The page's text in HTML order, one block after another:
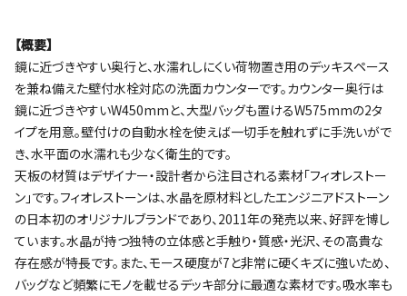
【概要】
鏡に近づきやすい奥行と、水濡れしにくい荷物置き用のデッキスペース
を兼ね備えた壁付水栓対応の洗面カウンターです。カウンター奥行は
鏡に近づきやすいW450mmと、大型バッグも置けるW575mmの2タ
イプを用意。壁付けの自動水栓を使えば一切手を触れずに手洗いがで
き、水平面の水濡れも少なく衛生的です。
天板の材質はデザイナー・設計者から注目される素材「フィオレストー
ン」です。フィオレストーンは、水晶を原材料としたエンジニアドストーン
の日本初のオリジナルブランドであり、2011年の発売以来、好評を博し
ています。水晶が持つ独特の立体感と手触り・質感・光沢、その高貴な
存在感が特長です。また、モース硬度が7と非常に硬くキズに強いため、
バッグなど頻繁にモノを載せるデッキ部分に最適な素材です。吸水率も